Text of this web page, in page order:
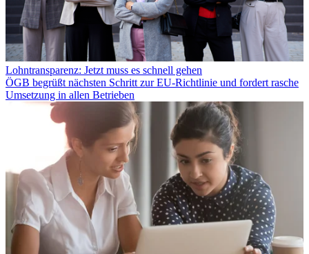
Lohntransparenz: Jetzt muss es schnell gehen
ÖGB begrüßt nächsten Schritt zur EU-Richtlinie und fordert rasche
Umsetzung in allen Betrieben